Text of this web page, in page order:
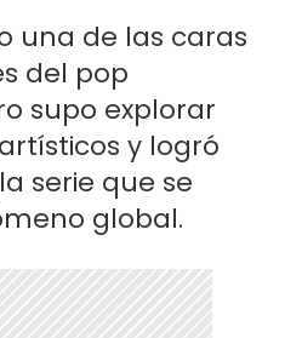
una de las caras
del pop
supo explorar
y logró
serie que se
global.